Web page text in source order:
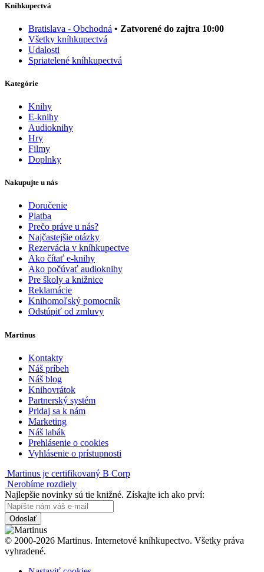
Kníhkupectvá
Bratislava - Obchodná • Zatvorené do zajtra 10:00
Všetky kníhkupectvá
Udalosti
Spriatelené kníhkupectvá
Kategórie
Knihy
E-knihy
Audioknihy
Hry
Filmy
Doplnky
Nakupujte u nás
Doručenie
Platba
Prečo práve u nás?
Najčastejšie otázky
Rezervácia v kníhkupectve
Ako čítať e-knihy
Ako počúvať audioknihy
Pre školy a knižnice
Reklamácie
Knihomoľský pomocník
Odstúpiť od zmluvy
Martinus
Kontakty
Náš príbeh
Náš blog
Knihovrátok
Partnerský systém
Pridaj sa k nám
Marketing
Náš labák
Prehlásenie o cookies
Vyhlásenie o prístupnosti
Martinus je certifikovaný B Corp
Nerobíme rozdiely
Najlepšie novinky sú tie knižné. Získajte ich ako prví:
Odoslať
© 2000-2026 Martinus. Internetové kníhkupectvo. Všetky práva
vyhradené.